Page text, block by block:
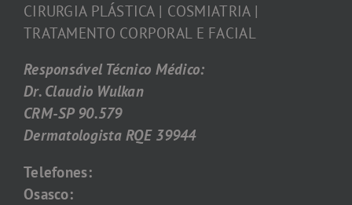
CIRURGIA PLÁSTICA | COSMIATRIA |
TRATAMENTO CORPORAL E FACIAL
Responsável Técnico Médico:
Dr. Claudio Wulkan
CRM-SP 90.579
Dermatologista RQE 39944
Telefones:
Osasco: